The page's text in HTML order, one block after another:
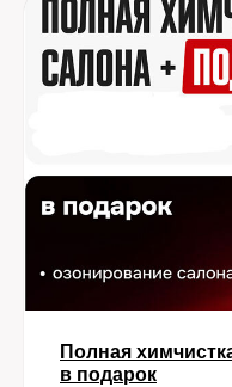
Полная
в подарок